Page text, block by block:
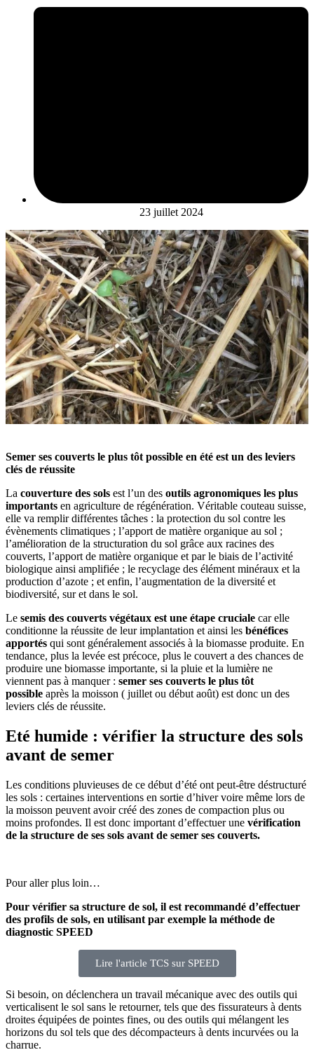
23 juillet 2024
Semer ses couverts le plus tôt possible en été est un des leviers
clés de réussite
La couverture des sols est l’un des outils agronomiques les plus
importants en agriculture de régénération. Véritable couteau suisse,
elle va remplir différentes tâches : la protection du sol contre les
évènements climatiques ; l’apport de matière organique au sol ;
l’amélioration de la structuration du sol grâce aux racines des
couverts, l’apport de matière organique et par le biais de l’activité
biologique ainsi amplifiée ; le recyclage des élément minéraux et la
production d’azote ; et enfin, l’augmentation de la diversité et
biodiversité, sur et dans le sol.
Le semis des couverts végétaux est une étape cruciale car elle
conditionne la réussite de leur implantation et ainsi les bénéfices
apportés qui sont généralement associés à la biomasse produite. En
tendance, plus la levée est précoce, plus le couvert a des chances de
produire une biomasse importante, si la pluie et la lumière ne
viennent pas à manquer : semer ses couverts le plus tôt
possible après la moisson ( juillet ou début août) est donc un des
leviers clés de réussite.
Eté humide : vérifier la structure des sols
avant de semer
Les conditions pluvieuses de ce début d’été ont peut-être déstructuré
les sols : certaines interventions en sortie d’hiver voire même lors de
la moisson peuvent avoir créé des zones de compaction plus ou
moins profondes. Il est donc important d’effectuer une vérification
de la structure de ses sols avant de semer ses couverts.
Pour aller plus loin…
Pour vérifier sa structure de sol, il est recommandé d’effectuer
des profils de sols, en utilisant par exemple la méthode de
diagnostic SPEED
Lire l'article TCS sur SPEED
Si besoin, on déclenchera un travail mécanique avec des outils qui
verticalisent le sol sans le retourner, tels que des fissurateurs à dents
droites équipées de pointes fines, ou des outils qui mélangent les
horizons du sol tels que des décompacteurs à dents incurvées ou la
charrue.